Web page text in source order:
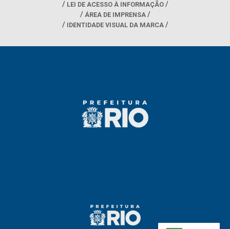
LEI DE ACESSO À INFORMAÇÃO
ÁREA DE IMPRENSA
IDENTIDADE VISUAL DA MARCA